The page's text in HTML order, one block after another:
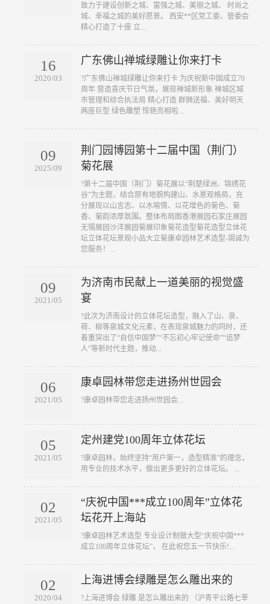
致力于建设创新之城、富强之城、美丽之城、 时尚之
城、幸福之城的美好愿景。 西安**区党工委、管委会
精心打造了十座 立...
16
2020/03
广东佛山禅城绿雕让你来打卡
?广东佛山禅城绿雕让你来打卡 为庆祝新中国成立70
周年 营造喜庆节日气氛，展现禅城新形象 禅城区城
市管理和综合执法局 精心打造 群狮送福、美好明天
两座巨型 绿色雕塑 惊艳亮相啦...
09
2025/09
荆门园博园第十二届中国（荆门）
菊花展
?第十二届中国（荆门）菊花展以“荆楚绿洲、锦绣花
谷”为主题，结合原有地貌构建山、水景观格局，充
分展现以山言志、以水喻情、以花增色的菊色、菊
香、菊韵浓厚氛围。整体布局图香港展园石家庄展园
无锡展园沙洋展园菊展印象菊花造型菊花造型立体花
坛立体花坛景观小品大立菊康卓园林艺术造型-竭诚为
您服务！...
09
2021/05
为济南市民献上一道美丽的视觉盛
宴
?此次为济南设计的立体花坛造型，融入了山、泉、
荷、柳等泉城文化元素，在表现泉城魅力的同时，还
着重突出了“自信中国梦”“不忘初心牢记使命”“追梦
人”等新时代主题，推动...
06
2021/05
康卓园林带您走进扬州世园会
?康卓园林带您走进扬州世园会...
05
2021/05
定州建党100周年立体花坛
?康卓园林，始终坚持“用户第一，造型精准”的理念，
用专业的技术水平，做出更多更好的立体花坛。 ...
02
2021/05
“庆祝中国***成立100周年”立体花
坛花开上海站
?康卓园林艺术造型 专业设计制做大型“庆祝中国***
成立100周年立体花坛”， 在此祝您五一节快乐!...
02
2020/04
上海进博会绿雕是怎么雕出来的
?上海进博会 绿雕 是怎么雕出来的 （沪青平公路七莘